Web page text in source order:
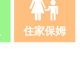
住家保姆